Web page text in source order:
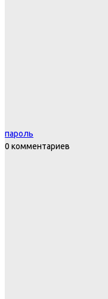
пароль
0 комментариев